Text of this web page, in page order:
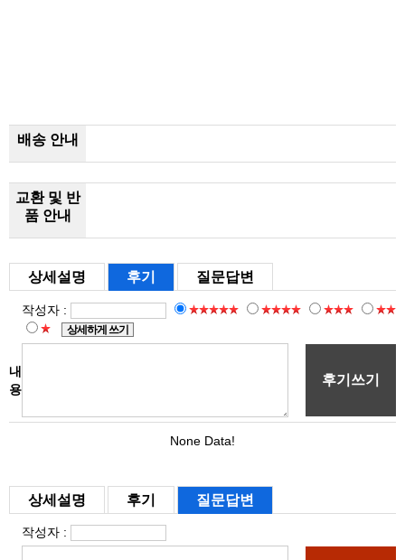
배송 안내
교환 및 반
품 안내
상세설명 후기 질문답변
상세설명 후기 질문답변